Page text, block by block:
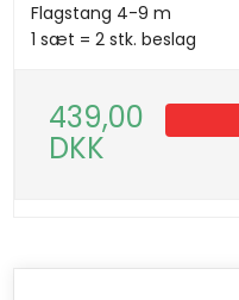
Flagstang 4-9 m
1 sæt = 2 stk. beslag
439,00
DKK